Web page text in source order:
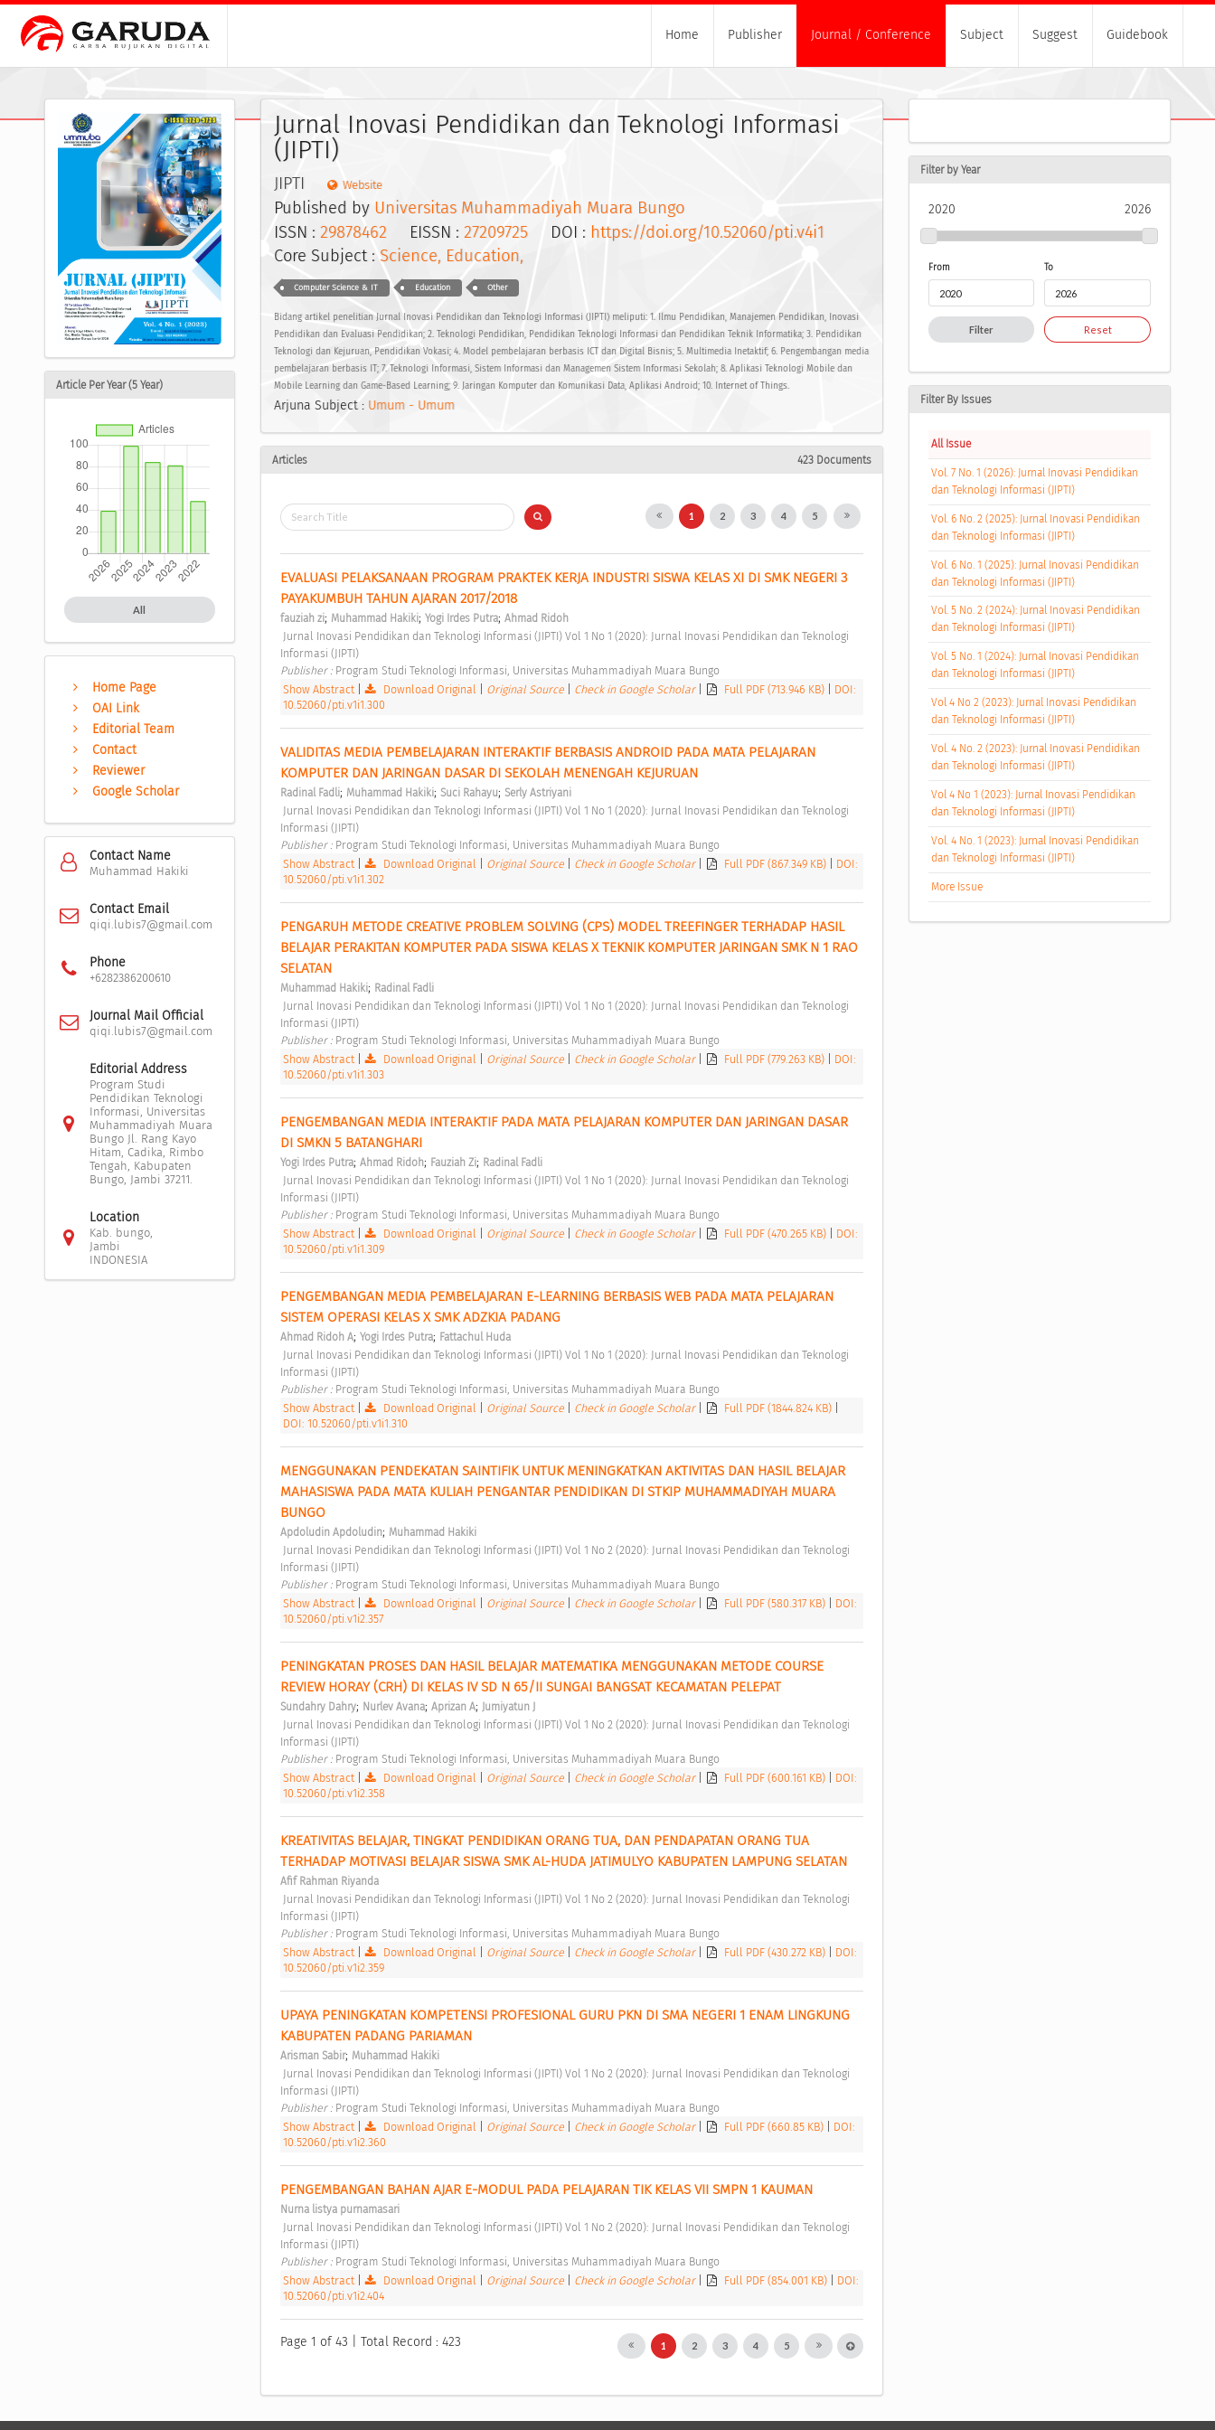
Home Publisher Journal / Conference Subject Suggest Guidebook
Article Per Year (5 Year)
All
Home Page
OAI Link
Editorial Team
Contact
Reviewer
Google Scholar
Contact Name
Muhammad Hakiki
Contact Email
qiqi.lubis7@gmail.com
Phone
+6282386200610
Journal Mail Official
qiqi.lubis7@gmail.com
Editorial Address
Program Studi
Pendidikan Teknologi
Informasi, Universitas
Muhammadiyah Muara
Bungo Jl. Rang Kayo
Hitam, Cadika, Rimbo
Tengah, Kabupaten
Bungo, Jambi 37211.
Location
Kab. bungo,
Jambi
INDONESIA
Jurnal Inovasi Pendidikan dan Teknologi Informasi
(JIPTI)
JIPTI Website
Published by Universitas Muhammadiyah Muara Bungo
ISSN : 29878462 EISSN : 27209725DOI : https://doi.org/10.52060/pti.v4i1
Core Subject : Science, Education,
Computer Science & IT Education Other
Bidang artikel penelitian Jurnal Inovasi Pendidikan dan Teknologi Informasi (JIPTI) meliputi: 1. Ilmu Pendidikan, Manajemen Pendidikan, Inovasi
Pendidikan dan Evaluasi Pendidikan; 2. Teknologi Pendidikan, Pendidikan Teknologi Informasi dan Pendidikan Teknik Informatika; 3. Pendidikan
Teknologi dan Kejuruan, Pendidikan Vokasi; 4. Model pembelajaran berbasis ICT dan Digital Bisnis; 5. Multimedia Inetaktif; 6. Pengembangan media
pembelajaran berbasis IT; 7. Teknologi Informasi, Sistem Informasi dan Managemen Sistem Informasi Sekolah; 8. Aplikasi Teknologi Mobile dan
Mobile Learning dan Game-Based Learning; 9. Jaringan Komputer dan Komunikasi Data, Aplikasi Android; 10. Internet of Things.
Arjuna Subject : Umum - Umum
Articles 423 Documents
1 2 3 4 5
EVALUASI PELAKSANAAN PROGRAM PRAKTEK KERJA INDUSTRI SISWA KELAS XI DI SMK NEGERI 3
PAYAKUMBUH TAHUN AJARAN 2017/2018
fauziah zi; Muhammad Hakiki; Yogi Irdes Putra; Ahmad Ridoh
Informasi (JIPTI)
Publisher : Program Studi Teknologi Informasi, Universitas Muhammadiyah Muara Bungo
Show Abstract| Download Original Original Source Check in Google Scholar Full PDF (713.946 KB)
DOI:
10.52060/pti.v1i1.300
VALIDITAS MEDIA PEMBELAJARAN INTERAKTIF BERBASIS ANDROID PADA MATA PELAJARAN
KOMPUTER DAN JARINGAN DASAR DI SEKOLAH MENENGAH KEJURUAN
Radinal Fadli; Muhammad Hakiki; Suci Rahayu; Serly Astriyani
Informasi (JIPTI)
Publisher : Program Studi Teknologi Informasi, Universitas Muhammadiyah Muara Bungo
Show Abstract| Download Original Original Source Check in Google Scholar Full PDF (867.349 KB)
DOI:
10.52060/pti.v1i1.302
PENGARUH METODE CREATIVE PROBLEM SOLVING (CPS) MODEL TREEFINGER TERHADAP HASIL
BELAJAR PERAKITAN KOMPUTER PADA SISWA KELAS X TEKNIK KOMPUTER JARINGAN SMK N 1 RAO
SELATAN
Muhammad Hakiki; Radinal Fadli
Informasi (JIPTI)
Publisher : Program Studi Teknologi Informasi, Universitas Muhammadiyah Muara Bungo
Show Abstract| Download Original Original Source Check in Google Scholar Full PDF (779.263 KB)
DOI:
10.52060/pti.v1i1.303
PENGEMBANGAN MEDIA INTERAKTIF PADA MATA PELAJARAN KOMPUTER DAN JARINGAN DASAR
DI SMKN 5 BATANGHARI
Yogi Irdes Putra; Ahmad Ridoh; Fauziah Zi; Radinal Fadli
Informasi (JIPTI)
Publisher : Program Studi Teknologi Informasi, Universitas Muhammadiyah Muara Bungo
Show Abstract| Download Original Original Source Check in Google Scholar Full PDF (470.265 KB)
DOI:
10.52060/pti.v1i1.309
PENGEMBANGAN MEDIA PEMBELAJARAN E-LEARNING BERBASIS WEB PADA MATA PELAJARAN
SISTEM OPERASI KELAS X SMK ADZKIA PADANG
Ahmad Ridoh A; Yogi Irdes Putra; Fattachul Huda
Informasi (JIPTI)
Publisher : Program Studi Teknologi Informasi, Universitas Muhammadiyah Muara Bungo
Show Abstract| Download Original Original Source Check in Google Scholar Full PDF (1844.824 KB)
DOI: 10.52060/pti.v1i1.310
MENGGUNAKAN PENDEKATAN SAINTIFIK UNTUK MENINGKATKAN AKTIVITAS DAN HASIL BELAJAR
MAHASISWA PADA MATA KULIAH PENGANTAR PENDIDIKAN DI STKIP MUHAMMADIYAH MUARA
BUNGO
Apdoludin Apdoludin; Muhammad Hakiki
Informasi (JIPTI)
Publisher : Program Studi Teknologi Informasi, Universitas Muhammadiyah Muara Bungo
Show Abstract| Download Original Original Source Check in Google Scholar Full PDF (580.317 KB)
DOI:
10.52060/pti.v1i2.357
PENINGKATAN PROSES DAN HASIL BELAJAR MATEMATIKA MENGGUNAKAN METODE COURSE
REVIEW HORAY (CRH) DI KELAS IV SD N 65/II SUNGAI BANGSAT KECAMATAN PELEPAT
Sundahry Dahry; Nurlev Avana; Aprizan A; Jumiyatun J
Informasi (JIPTI)
Publisher : Program Studi Teknologi Informasi, Universitas Muhammadiyah Muara Bungo
Show Abstract| Download Original Original Source Check in Google Scholar Full PDF (600.161 KB)
DOI:
10.52060/pti.v1i2.358
KREATIVITAS BELAJAR, TINGKAT PENDIDIKAN ORANG TUA, DAN PENDAPATAN ORANG TUA
TERHADAP MOTIVASI BELAJAR SISWA SMK AL-HUDA JATIMULYO KABUPATEN LAMPUNG SELATAN
Afif Rahman Riyanda
Informasi (JIPTI)
Publisher : Program Studi Teknologi Informasi, Universitas Muhammadiyah Muara Bungo
Show Abstract| Download Original Original Source Check in Google Scholar Full PDF (430.272 KB)
DOI:
10.52060/pti.v1i2.359
UPAYA PENINGKATAN KOMPETENSI PROFESIONAL GURU PKN DI SMA NEGERI 1 ENAM LINGKUNG
KABUPATEN PADANG PARIAMAN
Arisman Sabir; Muhammad Hakiki
Informasi (JIPTI)
Publisher : Program Studi Teknologi Informasi, Universitas Muhammadiyah Muara Bungo
Show Abstract| Download Original Original Source Check in Google Scholar Full PDF (660.85 KB)
DOI:
10.52060/pti.v1i2.360
PENGEMBANGAN BAHAN AJAR E-MODUL PADA PELAJARAN TIK KELAS VII SMPN 1 KAUMAN
Nurna listya purnamasari
Informasi (JIPTI)
Publisher : Program Studi Teknologi Informasi, Universitas Muhammadiyah Muara Bungo
Show Abstract| Download Original Original Source Check in Google Scholar Full PDF (854.001 KB)
DOI:
10.52060/pti.v1i2.404
Page 1 of 43 | Total Record : 423 1 2 3 4 5
Filter by Year
2020 2026
From To
Filter Reset
Filter By Issues
All Issue
Vol. 7 No. 1 (2026): Jurnal Inovasi Pendidikan
dan Teknologi Informasi (JIPTI)
Vol. 6 No. 2 (2025): Jurnal Inovasi Pendidikan
dan Teknologi Informasi (JIPTI)
Vol. 6 No. 1 (2025): Jurnal Inovasi Pendidikan
dan Teknologi Informasi (JIPTI)
Vol. 5 No. 2 (2024): Jurnal Inovasi Pendidikan
dan Teknologi Informasi (JIPTI)
Vol. 5 No. 1 (2024): Jurnal Inovasi Pendidikan
dan Teknologi Informasi (JIPTI)
Vol 4 No 2 (2023): Jurnal Inovasi Pendidikan
dan Teknologi Informasi (JIPTI)
Vol. 4 No. 2 (2023): Jurnal Inovasi Pendidikan
dan Teknologi Informasi (JIPTI)
Vol 4 No 1 (2023): Jurnal Inovasi Pendidikan
dan Teknologi Informasi (JIPTI)
Vol. 4 No. 1 (2023): Jurnal Inovasi Pendidikan
dan Teknologi Informasi (JIPTI)
More Issue